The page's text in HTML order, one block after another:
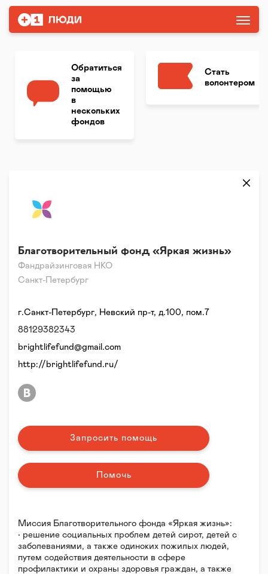
Обратиться
за
помощью
в
нескольких
фондов
Стать
волонтером
Фандрайзинговая НКО
Благотворительный фонд «Яркая жизнь»
Санкт-Петербург
Миссия Благотворительного фонда «Яркая жизнь»:
• решение социальных проблем детей сирот, детей с
заболеваниями, а также одиноких пожилых людей,
путем содействия деятельности в сфере
профилактики и охраны здоровья граждан, а также
г.Санкт-Петербург, Невский пр-т, д.100, пом.7
88129382343
brightlifefund@gmail.com
http://brightlifefund.ru/
Запросить помощь
Помочь